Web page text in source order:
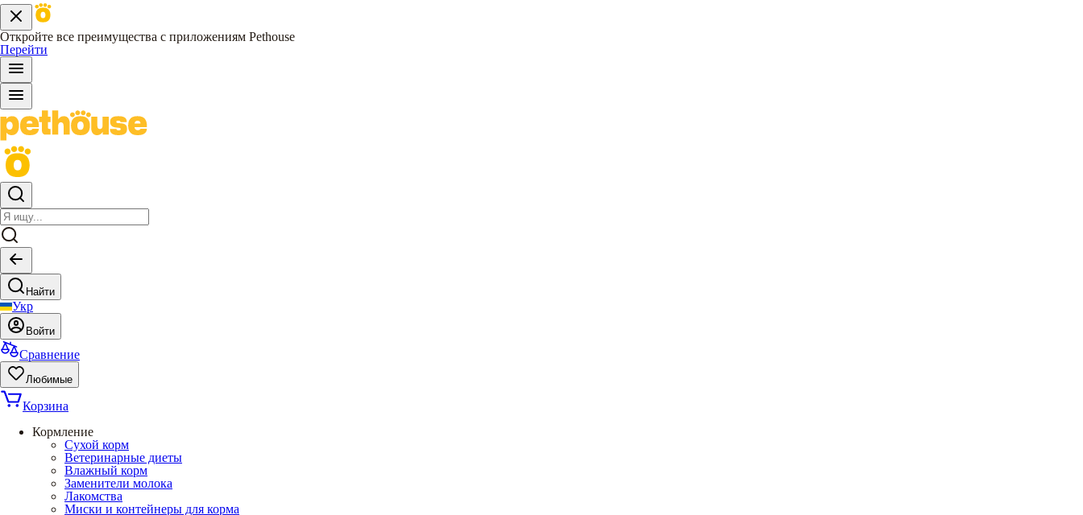
Откройте все преимущества с приложениям Pethouse
Перейти
Найти
Укр
Войти
Сравнение
Любимые
Корзина
Кормление
Сухой корм
Ветеринарные диеты
Влажный корм
Заменители молока
Лакомства
Миски и контейнеры для корма